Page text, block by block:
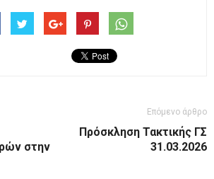
στην
Επόμενο άρθρο
Πρόσκληση Τακτικής ΓΣ
31.03.2026